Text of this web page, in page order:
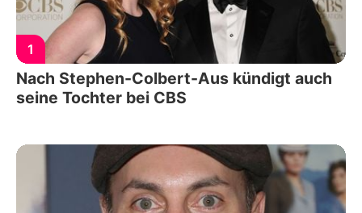
1
Nach Stephen-Colbert-Aus kündigt auch
seine Tochter bei CBS